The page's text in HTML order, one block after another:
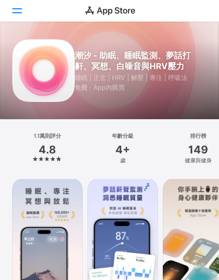
Today
遊戲
App
搜尋
iPhone
iPad
Mac
Vision
Watch
潮汐 - 助眠、睡眠監測、夢話打
鼾、冥想、白噪音與HRV壓力
睡眠 | 正念 | HRV | 解壓 | 專注 | 呼吸法
免費 · App內購買
1.1萬則評分
4.8
年齡分級
4+
歲
排行榜
149
健康與健身